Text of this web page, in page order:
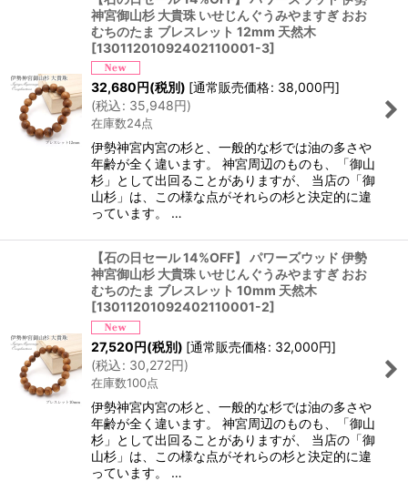
神宮御山杉 大貴珠 いせじんぐうみやますぎ おお
むちのたま ブレスレット 12mm 天然木
[13011201092402110001-3]
32,680円(税別) [通常販売価格: 38,000円]
(税込: 35,948円)
在庫数24点
伊勢神宮内宮の杉と、一般的な杉では油の多さや
年齢が全く違います。 神宮周辺のものも、「御山
杉」として出回ることがありますが、 当店の「御
山杉」は、この様な点がそれらの杉と決定的に違
っています。 …
【石の日セール 14%OFF】 パワーズウッド 伊勢
神宮御山杉 大貴珠 いせじんぐうみやますぎ おお
むちのたま ブレスレット 10mm 天然木
[13011201092402110001-2]
27,520円(税別) [通常販売価格: 32,000円]
(税込: 30,272円)
在庫数100点
伊勢神宮内宮の杉と、一般的な杉では油の多さや
年齢が全く違います。 神宮周辺のものも、「御山
杉」として出回ることがありますが、 当店の「御
山杉」は、この様な点がそれらの杉と決定的に違
っています。 …